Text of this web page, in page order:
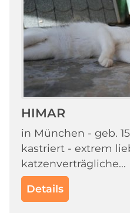
HIMAR
in München - geb.
kastriert - extrem
katzenverträgliche...
Details